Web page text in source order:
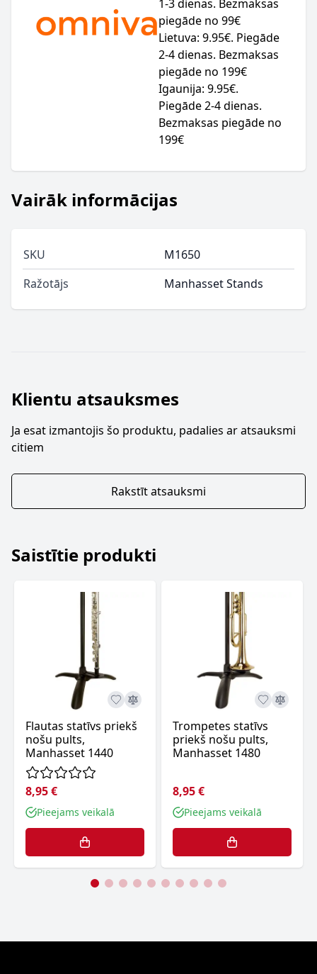
1-3 dienas. Bezmaksas
piegāde no 99€
Lietuva: 9.95€. Piegāde
2-4 dienas. Bezmaksas
piegāde no 199€
Igaunija: 9.95€.
Piegāde 2-4 dienas.
Bezmaksas piegāde no
199€
Vairāk informācijas
SKU
M1650
Ražotājs
Manhasset Stands
Klientu atsauksmes
Ja esat izmantojis šo produktu, padalies ar atsauksmi
citiem
Rakstīt atsauksmi
Saistītie produkti
Flautas statīvs priekš
nošu pults,
Manhasset 1440
8,95 €
Pieejams veikalā
Trompetes statīvs
priekš nošu pults,
Manhasset 1480
8,95 €
Pieejams veikalā